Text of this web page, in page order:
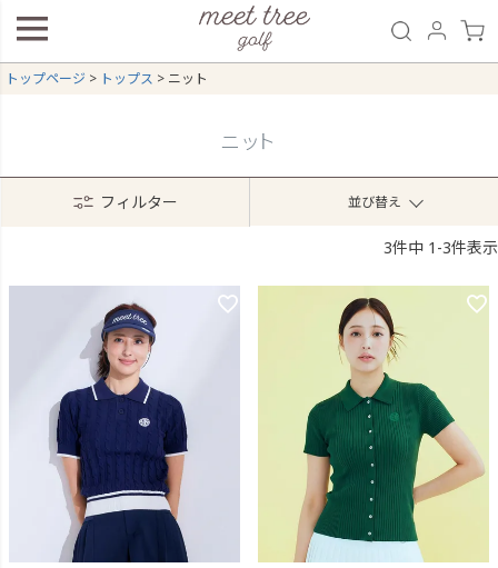
トップページ トップス ニット
ニット
フィルター 並び替え
3件中 1 -3件表示